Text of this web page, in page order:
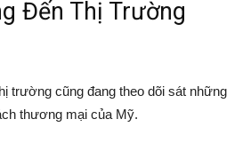
Đến Thị Trường
trường cũng đang theo dõi sát những
thương mại của Mỹ.